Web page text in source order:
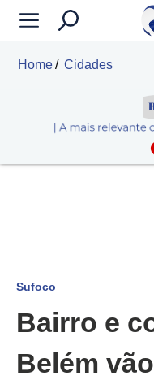
Home Cidades
Sufoco
Bairro e
Belém